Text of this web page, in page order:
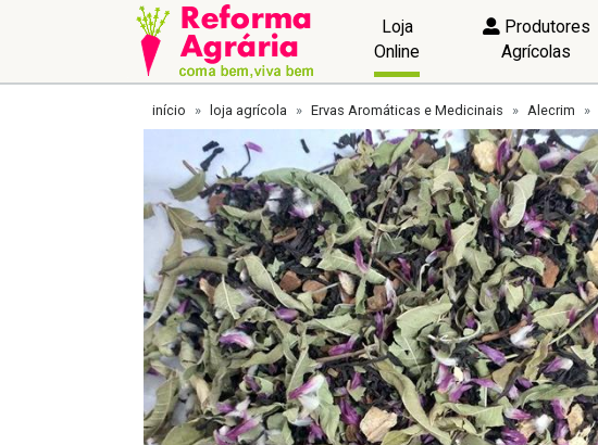
Loja
Online
Produtores
Agrícolas
início loja agrícola Ervas Aromáticas e Medicinais Alecrim